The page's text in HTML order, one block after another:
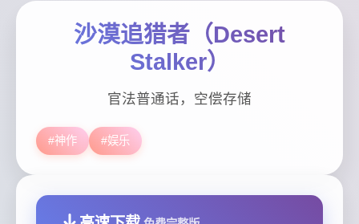
沙漠追猎者（Desert
Stalker）
官法普通话，空偿存储
#神作 #娱乐